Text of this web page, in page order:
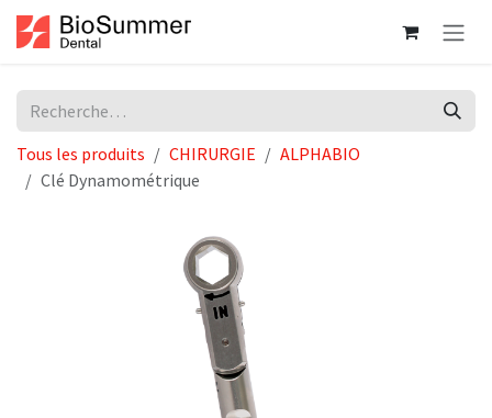
Se rendre au contenu
Tous les produits CHIRURGIE
ALPHABIO
Clé Dynamométrique